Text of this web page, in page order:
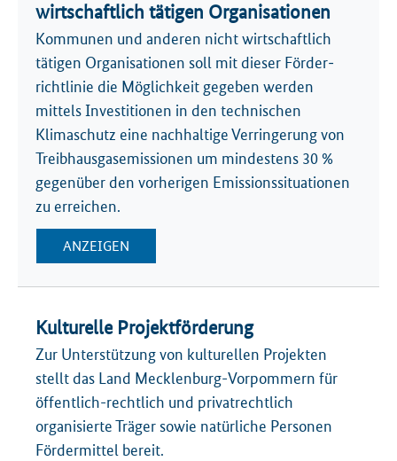
wirtschaftlich tätigen Organisationen
Kommunen und anderen nicht wirtschaft­lich
tätigen Organisationen soll mit dieser Förder­
richtlinie die Möglichkeit gegeben werden
mittels Investitionen in den technischen
Klimaschutz eine nachhaltige Verringerung von
Treibhausgas­emissionen um mindestens 30 %
gegenüber den vorherigen Emissionssituationen
zu erreichen.
ANZEIGEN
Kulturelle Projektförderung
Zur Unter­stützung von kulturellen Projekten
stellt das Land Mecklenburg-Vorpommern für
öffent­lich-recht­lich und privat­rechtlich
organisierte Träger sowie natürliche Personen
Förder­mittel bereit.